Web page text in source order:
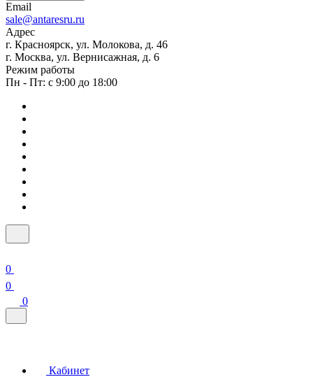
Email
sale@antaresru.ru
Адрес
г. Красноярск, ул. Молокова, д. 46
г. Москва, ул. Вернисажная, д. 6
Режим работы
Пн - Пт: с 9:00 до 18:00
0
0
0
Кабинет